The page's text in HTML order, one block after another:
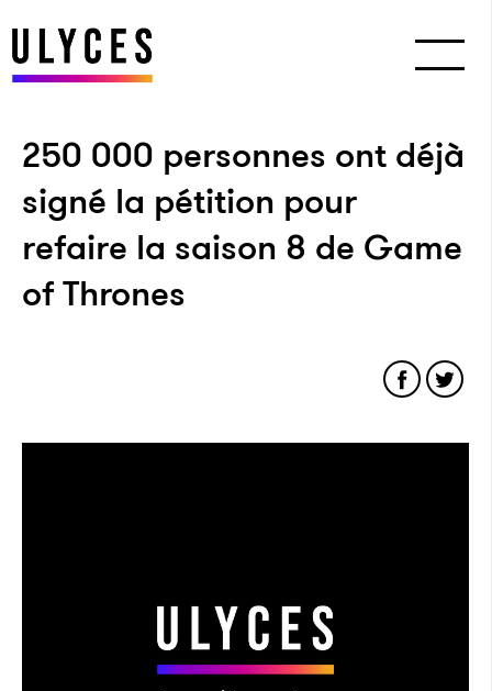
250 000 personnes ont déjà
signé la pétition pour
refaire la saison 8 de Game
of Thrones